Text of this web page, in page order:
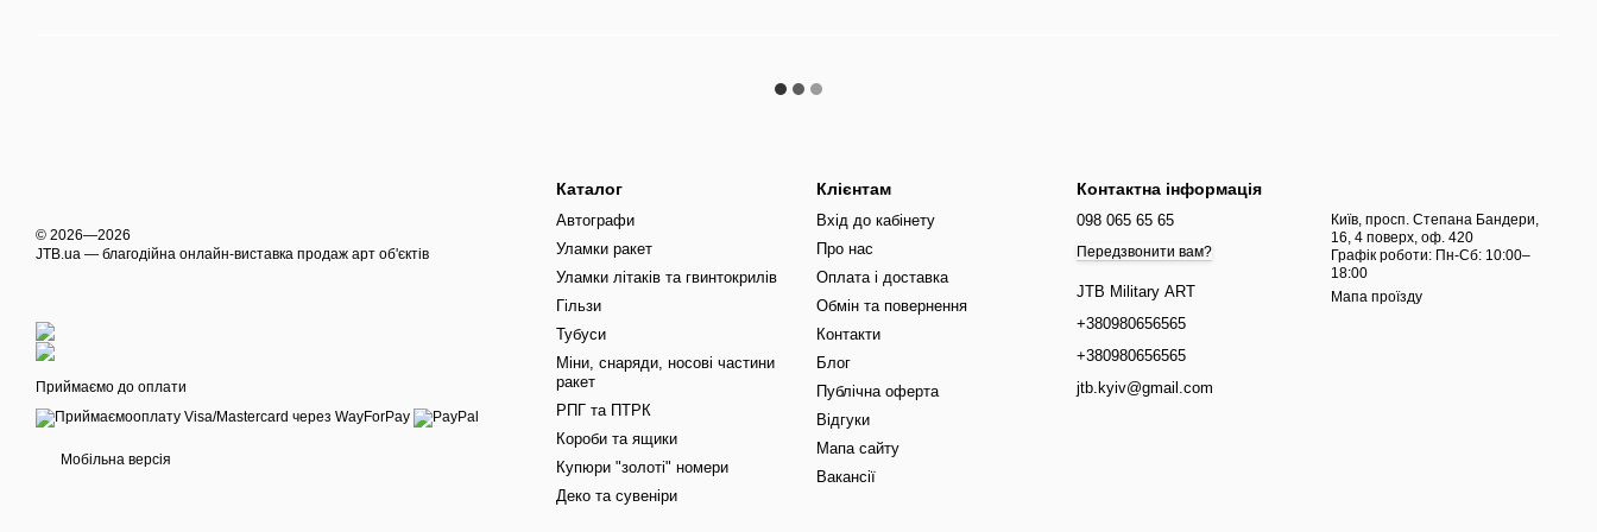
© 2026—2026
JTB.ua — благодійна онлайн-виставка продаж арт об'єктів
Приймаємо до оплати
Мобільна версія
Каталог
Автографи
Уламки ракет
Уламки літаків та гвинтокрилів
Гільзи
Тубуси
Міни, снаряди, носові частини
ракет
РПГ та ПТРК
Короби та ящики
Купюри "золоті" номери
Деко та сувеніри
Клієнтам
Вхід до кабінету
Про нас
Оплата і доставка
Обмін та повернення
Контакти
Блог
Публічна оферта
Відгуки
Мапа сайту
Вакансії
Контактна інформація
098 065 65 65
Передзвонити вам?
JTB Military ART
+380980656565
+380980656565
jtb.kyiv@gmail.com
Київ, просп. Степана Бандери,
16, 4 поверх, оф. 420
Графік роботи: Пн-Сб: 10:00–
18:00
Мапа проїзду